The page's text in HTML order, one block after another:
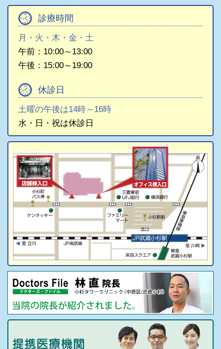
診療時間
月・火・木・金・土
午前：10:00～13:00
午後：15:00～19:00
休診日
土曜の午後は14時～16時
水・日・祝は休診日